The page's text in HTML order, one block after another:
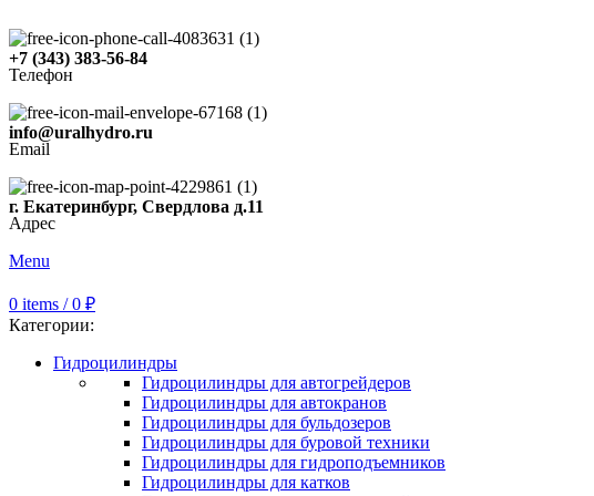
+7 (343) 383-56-84
Телефон
info@uralhydro.ru
Email
г. Екатеринбург, Свердлова д.11
Адрес
Menu
0 items / 0 ₽
Категории:
Гидроцилиндры
Гидроцилиндры для автогрейдеров
Гидроцилиндры для автокранов
Гидроцилиндры для бульдозеров
Гидроцилиндры для буровой техники
Гидроцилиндры для гидроподъемников
Гидроцилиндры для катков